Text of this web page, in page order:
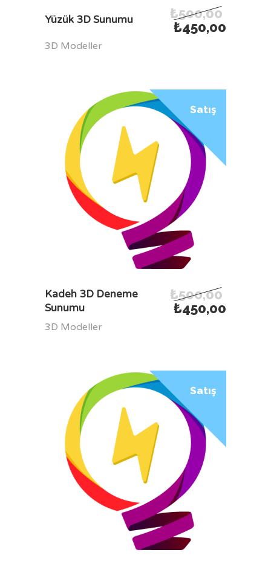
Yüzük 3D Sunumu ₺500,00
₺450,00
3D Modeller
Satış
SEPETE EKLE
Kadeh 3D Deneme
Sunumu
₺500,00
₺450,00
3D Modeller
Satış